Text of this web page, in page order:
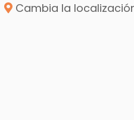
Cambia la